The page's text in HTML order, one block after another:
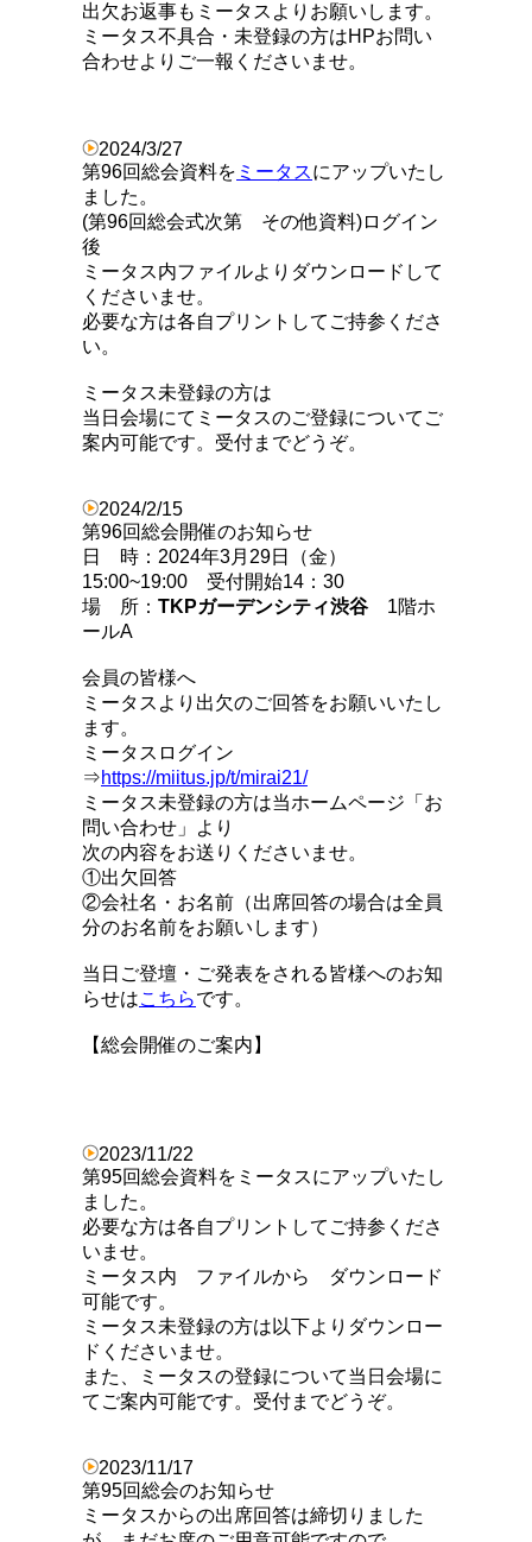
出欠お返事もミータスよりお願いします。
ミータス不具合・未登録の方はHPお問い
合わせよりご一報くださいませ。
2024/3/27
第96回総会資料を ミータスにアップいたし
ました。
(第96回総会式次第 その他資料)ログイン
後
ミータス内ファイルよりダウンロードして
くださいませ。
必要な方は各自プリントしてご持参くださ
い。
ミータス未登録の方は
当日会場にてミータスのご登録についてご
案内可能です。受付までどうぞ。
2024/2/15
第96回総会開催のお知らせ
日 時：2024年3月29日（金）
15:00~19:00 受付開始14：30
場 所： TKPガーデンシティ渋谷 1階ホ
ールA
会員の皆様へ
ミータスより出欠のご回答をお願いいたし
ます。
ミータスログイン
⇒https://miitus.jp/t/mirai21/
ミータス未登録の方は当ホームページ「お
問い合わせ」より
次の内容をお送りくださいませ。
①出欠回答
②会社名・お名前（出席回答の場合は全員
分のお名前をお願いします）
当日ご登壇・ご発表をされる皆様へのお知
らせはこちらです。
【総会開催のご案内】
2023/11/22
第95回総会資料をミータスにアップいたし
ました。
必要な方は各自プリントしてご持参くださ
いませ。
ミータス内 ファイルから ダウンロード
可能です。
ミータス未登録の方は以下よりダウンロー
ドくださいませ。
また、ミータスの登録について当日会場に
てご案内可能です。受付までどうぞ。
2023/11/17
第95回総会のお知らせ
ミータスからの出席回答は締切りました